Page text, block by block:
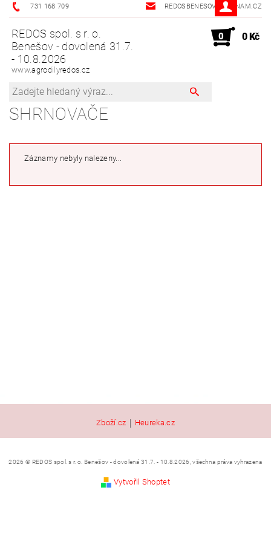
731 168 709 REDOSBENESOV@SEZNAM.CZ
REDOS spol. s r. o.
Benešov - dovolená 31.7.
- 10.8.2026
www.agrodilyredos.cz
0 0 Kč
SHRNOVAČE
Záznamy nebyly nalezeny...
Zboží.cz | Heureka.cz
2026 © REDOS spol. s r. o. Benešov - dovolená 31.7. - 10.8.2026, všechna práva vyhrazena
Vytvořil Shoptet